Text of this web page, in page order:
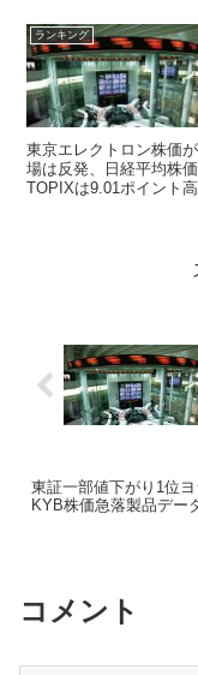
ランキング
東京エレクトロン株価が上場来高値更
場は反発、日経平均株
TOPIXは9.01ポイント高の
東証一部値下がり1位ヨ
KYB株価急落製品デー
コメント